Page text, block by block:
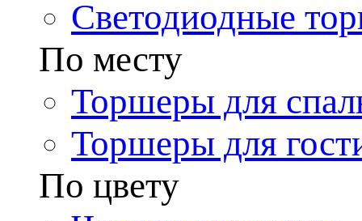
Светодиодные
По месту
Торшеры для
Торшеры для
По цвету